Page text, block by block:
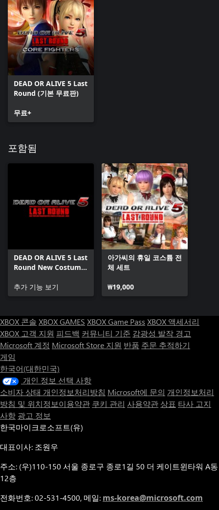
DEAD OR ALIVE 5 Last
Round (기본 무료판)
무료+
포함됨
DEAD OR ALIVE 5 Last
Round New Costume
추가 기능 보기
아가씨의 휴일 코스튬 전
체 세트
₩19,000
XBOX 콘솔 XBOX GAMES XBOX Game Pass XBOX 액세서리
XBOX 고객 지원 피드백 커뮤니티 기준 감광성 발작 경고
Microsoft 계정 Microsoft Store 지원 반품 주문 추적하기
게임
한국어(대한민국)
개인 정보 선택 사항
소비자 상태 개인정보처리방침 Microsoft에 문의 개인정보처리
방침 및 위치정보이용약관 쿠키 관리 사용약관 상표 타사 고지
사항 광고 정보
한국마이크로소프트(유)
대표이사: 조원우
주소: (우)110-150 서울 종로구 종로1길 50 더 케이트윈타워 A동
12층
전화번호: 02-531-4500, 메일: ms-korea@microsoft.com